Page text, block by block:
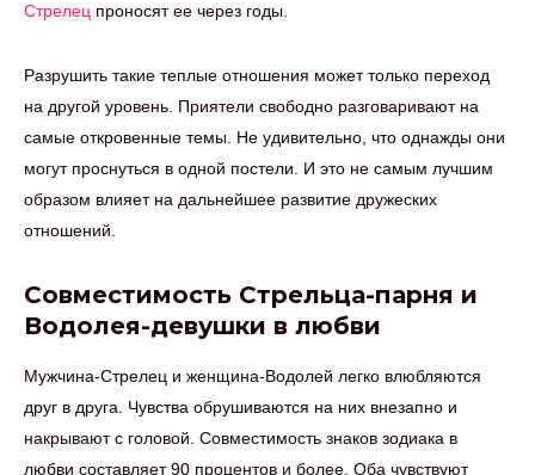
Стрелец проносят ее через годы.
Разрушить такие теплые отношения может только переход
на другой уровень. Приятели свободно разговаривают на
самые откровенные темы. Не удивительно, что однажды они
могут проснуться в одной постели. И это не самым лучшим
образом влияет на дальнейшее развитие дружеских
отношений.
Совместимость Стрельца-парня и
Водолея-девушки в любви
Мужчина-Стрелец и женщина-Водолей легко влюбляются
друг в друга. Чувства обрушиваются на них внезапно и
накрывают с головой. Совместимость знаков зодиака в
любви составляет 90 процентов и более. Оба чувствуют